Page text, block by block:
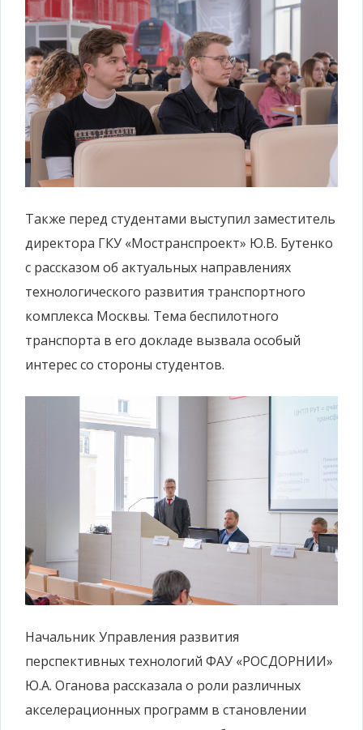
Также перед студентами выступил заместитель
директора ГКУ «Мостранспроект» Ю.В. Бутенко
с рассказом об актуальных направлениях
технологического развития транспортного
комплекса Москвы. Тема беспилотного
транспорта в его докладе вызвала особый
интерес со стороны студентов.
Начальник Управления развития
перспективных технологий ФАУ «РОСДОРНИИ»
Ю.А. Оганова рассказала о роли различных
акселерационных программ в становлении